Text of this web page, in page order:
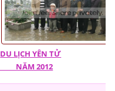
DU LỊCH YÊN TỬ
NĂM 2012